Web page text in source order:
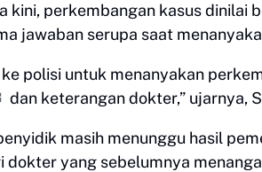
kini, perkembangan kasus dinilai
jawaban serupa saat
polisi untuk menanyakan
dan keterangan dokter,” ujarnya,
masih menunggu hasil
dokter yang sebelumnya